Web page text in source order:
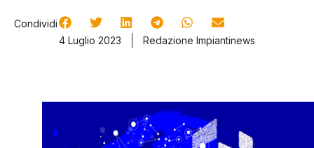
Condividi
4 Luglio 2023
Redazione Impiantinews